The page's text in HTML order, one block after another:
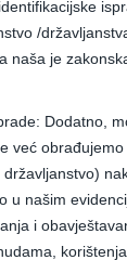
/
naša je
Dodatno,
već obrađujemo
u našim
i